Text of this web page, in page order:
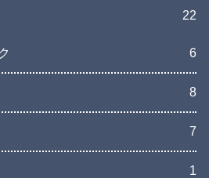
22
6
8
7
1